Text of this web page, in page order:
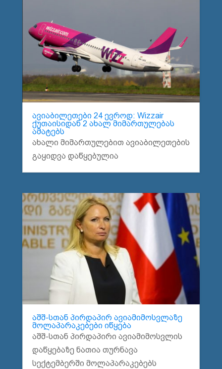
ავიაბილეთები 24 ევროდ: Wizzair
ქუთაისიდან 2 ახალ მიმართულებას
ამატებს
ახალი მიმართულებით ავიაბილეთების
გაყიდვა დაწყებულია
აშშ-სთან პირდაპირ ავიამიმოსვლაზე
მოლაპარაკებები იწყება
აშშ-სთან პირდაპირი ავიამიმოსვლის
დაწყებაზე ნათია თურნავა
სექტემბერში მოლაპარაკებებს